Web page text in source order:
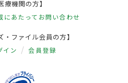
療機関の方】
にあたって お問い合わせ
・ファイル会員の方】
イン 会員登録